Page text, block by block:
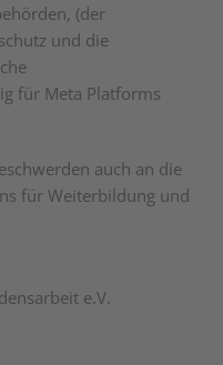
(der
und die
für Meta Platforms
auch an die
für Weiterbildung und
e.V.